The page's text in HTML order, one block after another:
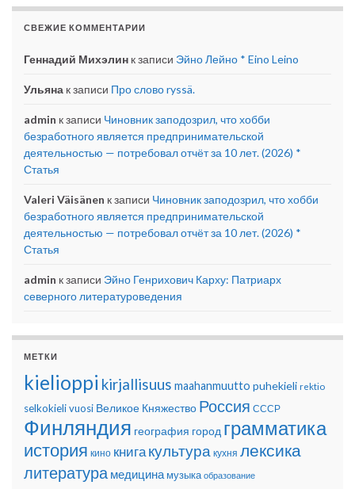
СВЕЖИЕ КОММЕНТАРИИ
Геннадий Михэлин к записи Эйно Лейно * Eino Leino
Ульяна к записи Про слово ryssä.
admin к записи Чиновник заподозрил, что хобби
безработного является предпринимательской
деятельностью — потребовал отчёт за 10 лет. (2026) *
Статья
Valeri Väisänen к записи Чиновник заподозрил, что хобби
безработного является предпринимательской
деятельностью — потребовал отчёт за 10 лет. (2026) *
Статья
admin к записи Эйно Генрихович Карху: Патриарх
северного литературоведения
МЕТКИ
kielioppi kirjallisuus maahanmuutto puhekieli rektio
selkokielivuosi Великое Княжество Россия СССР
Финляндия география город грамматика
история кино книгакультура кухня лексика
литература медицина музыка образование